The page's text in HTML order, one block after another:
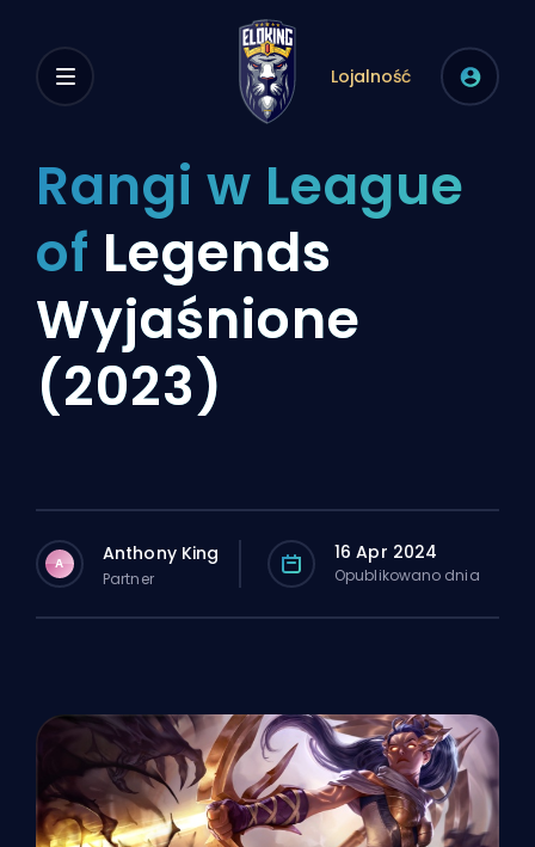
Lojalność
Rangi w League
of Legends
Wyjaśnione
(2023)
A Anthony King
Partner
16 Apr 2024
Opublikowano dnia